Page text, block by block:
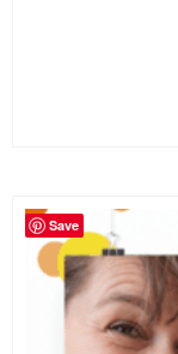
Save